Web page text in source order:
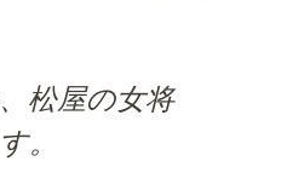
松屋の女将
。